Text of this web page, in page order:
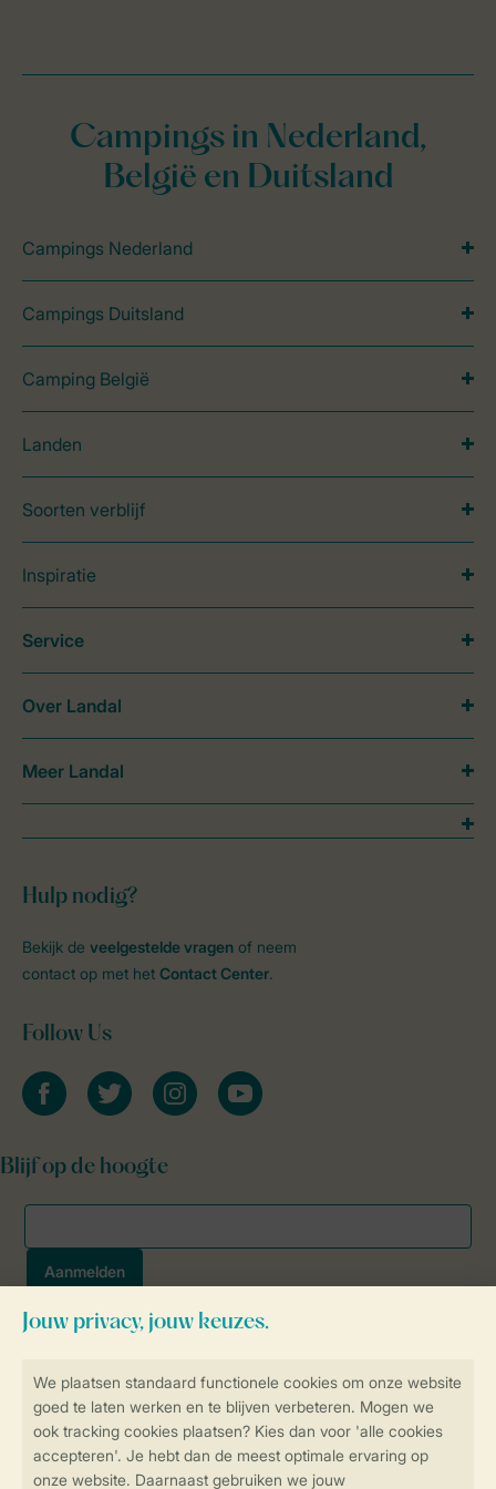
SSL certificaat
Veilige gegevensoverdracht
Veilige betaling
Campings in Nederland,
België en Duitsland
Campings Nederland
Campings Duitsland
Camping België
Landen
Soorten verblijf
Inspiratie
Hulp nodig?
Bekijk de veelgestelde vragen of neem
contact op met het Contact Center.
Follow Us
facebooktwitter instagramyoutube
Blijf op de hoogte
Service
Over Landal
Meer Landal